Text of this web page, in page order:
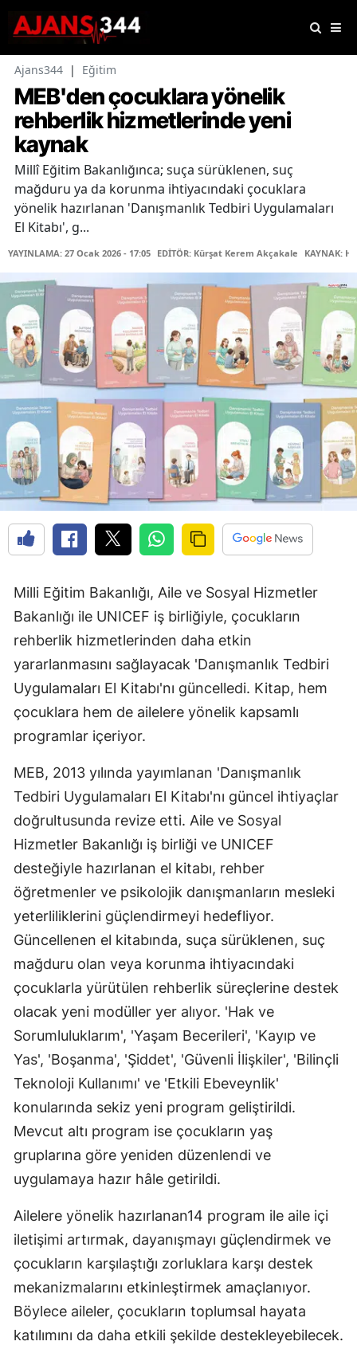
Ajans344 | Eğitim
MEB'den çocuklara yönelik
rehberlik hizmetlerinde yeni
kaynak
Millî Eğitim Bakanlığınca; suça sürüklenen, suç
mağduru ya da korunma ihtiyacındaki çocuklara
yönelik hazırlanan 'Danışmanlık Tedbiri Uygulamaları
El Kitabı', g...
YAYINLAMA: 27 Ocak 2026 - 17:05 EDİTÖR: Kürşat Kerem Akçakale KAYNAK:
Milli Eğitim Bakanlığı, Aile ve Sosyal Hizmetler
Bakanlığı ile UNICEF iş birliğiyle, çocukların
rehberlik hizmetlerinden daha etkin
yararlanmasını sağlayacak 'Danışmanlık Tedbiri
Uygulamaları El Kitabı'nı güncelledi. Kitap, hem
çocuklara hem de ailelere yönelik kapsamlı
programlar içeriyor.
MEB, 2013 yılında yayımlanan 'Danışmanlık
Tedbiri Uygulamaları El Kitabı'nı güncel ihtiyaçlar
doğrultusunda revize etti. Aile ve Sosyal
Hizmetler Bakanlığı iş birliği ve UNICEF
desteğiyle hazırlanan el kitabı, rehber
öğretmenler ve psikolojik danışmanların mesleki
yeterliliklerini güçlendirmeyi hedefliyor.
Güncellenen el kitabında, suça sürüklenen, suç
mağduru olan veya korunma ihtiyacındaki
çocuklarla yürütülen rehberlik süreçlerine destek
olacak yeni modüller yer alıyor. 'Hak ve
Sorumluluklarım', 'Yaşam Becerileri', 'Kayıp ve
Yas', 'Boşanma', 'Şiddet', 'Güvenli İlişkiler', 'Bilinçli
Teknoloji Kullanımı' ve 'Etkili Ebeveynlik'
konularında sekiz yeni program geliştirildi.
Mevcut altı program ise çocukların yaş
gruplarına göre yeniden düzenlendi ve
uygulamaya hazır hâle getirildi.
Ailelere yönelik hazırlanan14 program ile aile içi
iletişimi artırmak, dayanışmayı güçlendirmek ve
çocukların karşılaştığı zorluklara karşı destek
mekanizmalarını etkinleştirmek amaçlanıyor.
Böylece aileler, çocukların toplumsal hayata
katılımını da daha etkili şekilde destekleyebilecek.